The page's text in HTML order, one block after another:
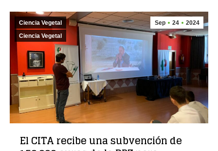
Sep 24 2024
Ciencia Vegetal
Ciencia Vegetal
El CITA recibe una subvención de